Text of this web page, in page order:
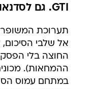
GTI. גם לסדנאות השיפורים יש מה לספר לכם
תערוכת
אל שלבי
החוצה בלי
ההמחאות).